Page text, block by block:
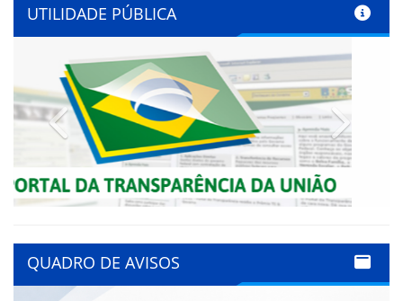
UTILIDADE PÚBLICA
Previous
QUADRO DE AVISOS